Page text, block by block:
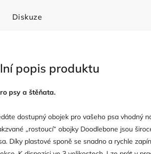
Diskuze
popis produktu
psy a štěňata.
dostupný obojek pro vašeho psa vhodný
„rostoucí“ obojky Doodlebone jsou
Díky plastové sponě se snadno a rychle